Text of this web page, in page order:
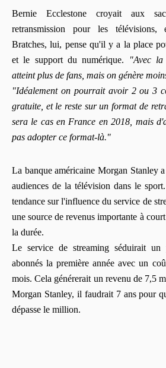
Bernie Ecclestone croyait aux
retransmission pour les
Bratches, lui, pense qu'il y a la place
et le support du numérique.
"Avec
atteint plus de fans, mais on génère
"Idéalement on pourrait avoir 2 ou 3
gratuite, et le reste sur un format de
sera le cas en France en 2018, mais
pas adopter ce format-là."
La banque américaine Morgan Stanley
audiences de la télévision dans le
tendance sur l'influence du service de
une source de revenus importante à
la durée.
Le service de streaming séduirait
abonnés la première année avec un
mois. Cela générerait un revenu de 7,5
Morgan Stanley, il faudrait 7 ans pour
dépasse le million.